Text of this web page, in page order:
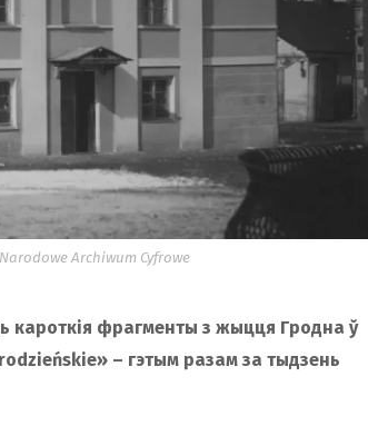
Archiwum Cyfrowe
кароткія фрагменты з жыцця Гродна ў
– гэтым разам за тыдзень